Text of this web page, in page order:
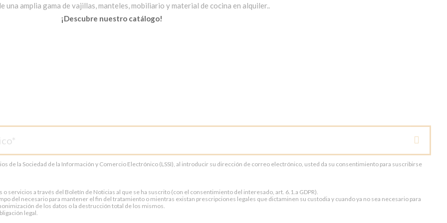
una amplia gama de vajillas, manteles, mobiliario y material de cocina en alquiler..
¡Descubre nuestro catálogo!
de la Sociedad de la Información y Comercio Electrónico (LSSI), al introducir su dirección de correo electrónico, usted da su consentimiento para suscribirse
servicios a través del Boletín de Noticias al que se ha suscrito (con el consentimiento del interesado, art. 6.1.a GDPR).
del necesario para mantener el fin del tratamiento o mientras existan prescripciones legales que dictaminen su custodia y cuando ya no sea necesario para
de los datos o la destrucción total de los mismos.
legal.